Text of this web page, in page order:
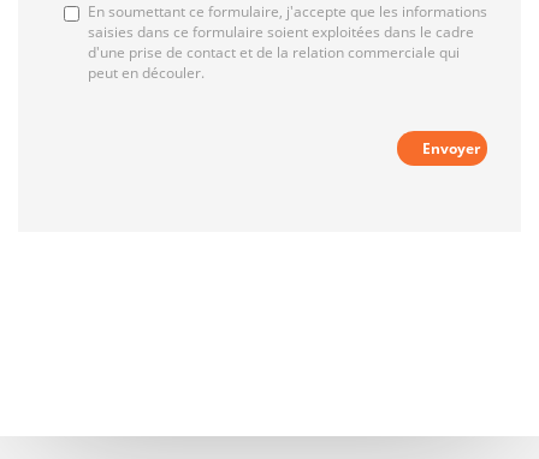
En soumettant ce formulaire, j'accepte que les informations
saisies dans ce formulaire soient exploitées dans le cadre
d'une prise de contact et de la relation commerciale qui
peut en découler.
Envoyer